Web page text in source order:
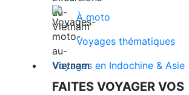
À moto
Voyages thématiques
Voyages en Indochine & Asie
FAITES VOYAGER VOS